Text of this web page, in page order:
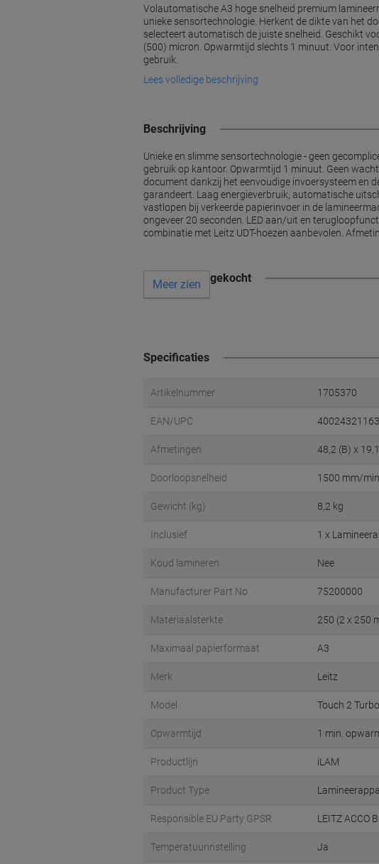
Volautomatische A3 hoge snelheid premium
unieke sensortechnologie. Herkent de dikte van het
selecteert automatisch de juiste snelheid. Geschikt
(500) micron. Opwarmtijd slechts 1 minuut. Voor
gebruik.
Lees volledige beschrijving
Beschrijving
Unieke en slimme sensortechnologie - geen
gebruik op kantoor. Opwarmtijd 1 minuut. Geen
document dankzij het eenvoudige invoersysteem en
garandeert. Laag energieverbruik, automatische
vastlopen bij verkeerde papierinvoer in de
ongeveer 20 seconden. LED aan/uit en
combinatie met Leitz UDT-hoezen aanbevolen.
Vaak samen gekocht
Meer zien
Specificaties
Artikelnummer 1705370
EAN/UPC
Afmetingen 48,2 (B) x
Doorloopsnelheid 1500 mm/min
Gewicht (kg) 8,2 kg
Inclusief 1 x
Koud lamineren Nee
Manufacturer Part No 75200000
Materiaalsterkte 250 (2 x 250
Maximaal papierformaat A3
Merk Leitz
Model Touch 2
Opwarmtijd 1 min.
Productlijn iLAM
Product Type
Responsible EU Party GPSR LEITZ ACCO
Temperatuurinstelling Ja